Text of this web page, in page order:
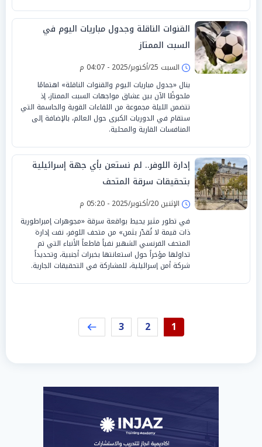
القنوات الناقلة وجدول مباريات اليوم في
السبت الممتاز
السبت 25/أكتوبر/2025 - 04:07 م
ينال «جدول مباريات اليوم والقنوات الناقلة» اهتمامًا
ملحوظًا الآن بين عشاق مواجهات السبت الممتاز، إذ
تتضمن الليلة مجموعة من اللقاءات القوية والحاسمة التي
ستقام في الدوريات الكبرى حول العالم، بالإضافة إلى
المنافسات القارية والمحلية.
إدارة اللوفر.. لم نستعن بأي جهة إسرائيلية
بتحقيقات سرقة المتحف
الإثنين 20/أكتوبر/2025 - 05:20 م
في تطور مثير يحيط بواقعة سرقة «مجوهرات إمبراطورية
ذات قيمة لا تُقدّر بثمن» من متحف اللوفر، نفت إدارة
المتحف الفرنسي الشهير نفياً قاطعاً الأنباء التي تم
تداولها مؤخراً حول استعانتها بخبرات أجنبية، وتحديداً
شركة أمن إسرائيلية، للمشاركة في التحقيقات الجارية.
1
2
3